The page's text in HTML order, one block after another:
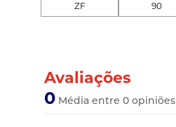
ZF
90
Avaliações
0 Média entre 0 opiniões